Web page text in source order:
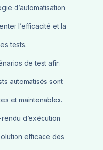
d’automatisation
l’efficacité et la
tests.
de test afin
automatisés sont
et maintenables.
d’exécution
efficace des